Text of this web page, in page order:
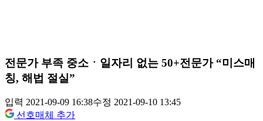
전문가 부족 중소ㆍ일자리 없는 50+전문가 “미스매
칭, 해법 절실”
입력 2021-09-09 16:38수정 2021-09-10 13:45
선호매체 추가